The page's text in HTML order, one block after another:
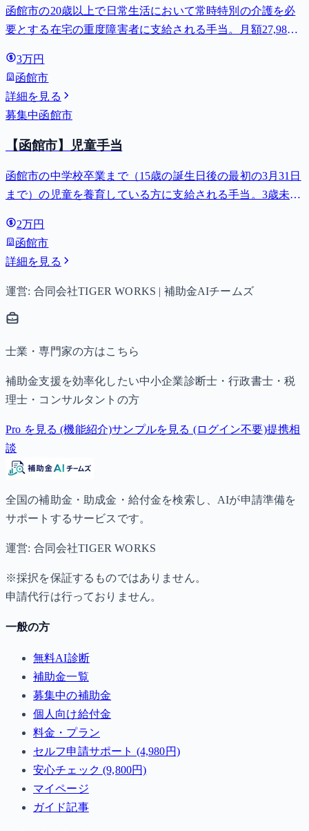
函館市の20歳以上で日常生活において常時特別の介護を必
要とする在宅の重度障害者に支給される手当。月額27,980
3万円
函館市
詳細を見る
募集中函館市
【函館市】児童手当
函館市の中学校卒業まで（15歳の誕生日後の最初の3月31日
まで）の児童を養育している方に支給される手当。3歳未満
子以降は15,000円）、中学生は月額10,000円。
2万円
函館市
詳細を見る
運営: 合同会社TIGER WORKS | 補助金AIチームズ
士業・専門家の方はこちら
補助金支援を効率化したい中小企業診断士・行政書士・税
理士・コンサルタントの方
Pro を見る (機能紹介)サンプルを見る (ログイン不要)提携相
談
全国の補助金・助成金・給付金を検索し、AIが申請準備を
サポートするサービスです。
運営: 合同会社TIGER WORKS
※採択を保証するものではありません。
申請代行は行っておりません。
一般の方
無料AI診断
補助金一覧
募集中の補助金
個人向け給付金
料金・プラン
セルフ申請サポート (4,980円)
安心チェック (9,800円)
マイページ
ガイド記事